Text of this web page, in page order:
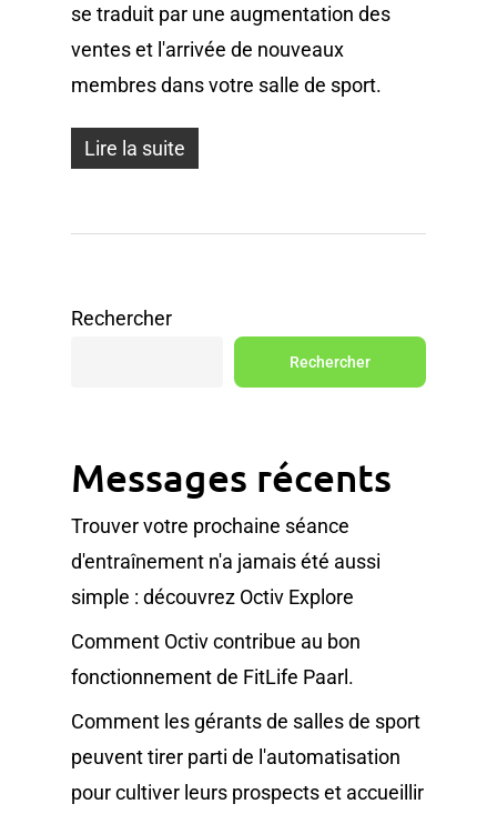
se traduit par une augmentation des
ventes et l'arrivée de nouveaux
membres dans votre salle de sport.
Lire la suite
Rechercher
Rechercher
Messages récents
Trouver votre prochaine séance
d'entraînement n'a jamais été aussi
simple : découvrez Octiv Explore
Comment Octiv contribue au bon
fonctionnement de FitLife Paarl.
Comment les gérants de salles de sport
peuvent tirer parti de l'automatisation
pour cultiver leurs prospects et accueillir